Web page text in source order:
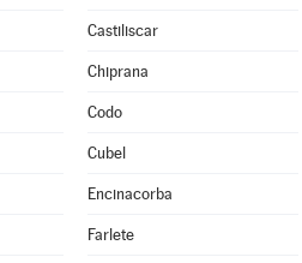
Castiliscar
Chiprana
Codo
Cubel
Encinacorba
Farlete